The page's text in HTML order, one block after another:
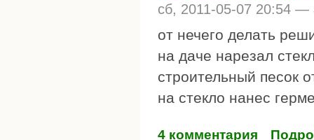
сб, 2011-05-07 20:54 —
от нечего делать
на даче нарезал
строительный песок
на стекло нанес
4 комментария